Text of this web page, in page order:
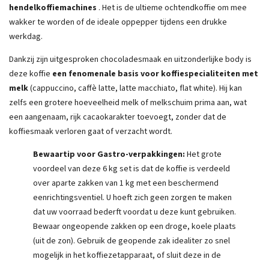
hendelkoffiemachines . Het is de ultieme ochtendkoffie om mee
wakker te worden of de ideale oppepper tijdens een drukke
werkdag.
Dankzij zijn uitgesproken chocoladesmaak en uitzonderlijke body is
deze koffie een fenomenale basis voor koffiespecialiteiten met
melk(cappuccino, caffè latte, latte macchiato, flat white). Hij kan
zelfs een grotere hoeveelheid melk of melkschuim prima aan, wat
een aangenaam, rijk cacaokarakter toevoegt, zonder dat de
koffiesmaak verloren gaat of verzacht wordt.
Bewaartip voor Gastro-verpakkingen: Het grote
voordeel van deze 6 kg set is dat de koffie is verdeeld
over aparte zakken van 1 kg met een beschermend
eenrichtingsventiel. U hoeft zich geen zorgen te maken
dat uw voorraad bederft voordat u deze kunt gebruiken.
Bewaar ongeopende zakken op een droge, koele plaats
(uit de zon). Gebruik de geopende zak idealiter zo snel
mogelijk in het koffiezetapparaat, of sluit deze in de